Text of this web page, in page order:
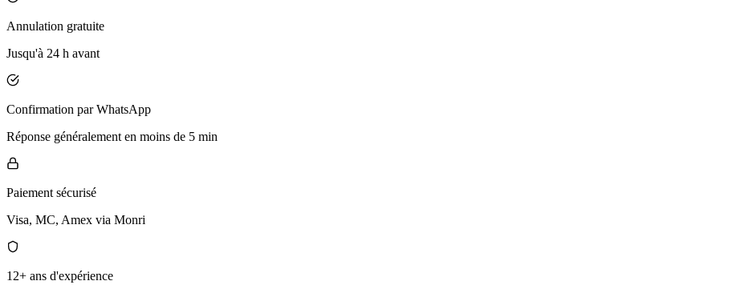
Annulation gratuite
Jusqu'à 24 h avant
Confirmation par WhatsApp
Réponse généralement en moins de 5 min
Paiement sécurisé
Visa, MC, Amex via Monri
12+ ans d'expérience